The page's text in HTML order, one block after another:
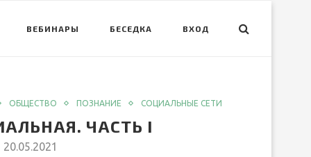
ВЕБИНАРЫ БЕСЕДКА ВХОД
ОБЩЕСТВО ПОЗНАНИЕ СОЦИАЛЬНЫЕ СЕТИ
ЧАСТЬ I
20.05.2021